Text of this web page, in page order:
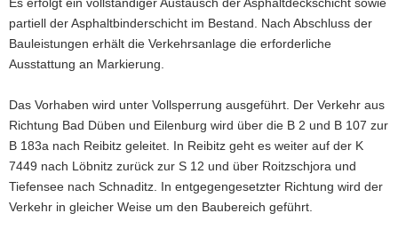
a
t
i
o
partiell der Asphaltbinderschicht im Bestand. Nach Abschluss der
Bauleistungen erhält die Verkehrsanlage die erforderliche
Ausstattung an Markierung.
Das Vorhaben wird unter Vollsperrung ausgeführt. Der Verkehr aus
Richtung Bad Düben und Eilenburg wird über die B 2 und B 107 zur
B 183a nach Reibitz geleitet. In Reibitz geht es weiter auf der K
7449 nach Löbnitz zurück zur S 12 und über Roitzschjora und
Tiefensee nach Schnaditz. In entgegengesetzter Richtung wird der
Verkehr in gleicher Weise um den Baubereich geführt.